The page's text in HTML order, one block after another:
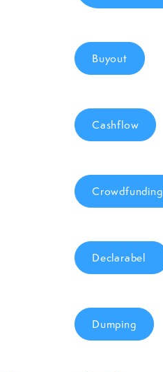
Buyout
Cashflow
Crowdfunding
Declarabel
Dumping